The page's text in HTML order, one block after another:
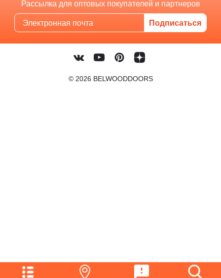
Рассылка для оптовых покупателей и партнеров
© 2026 BELWOODDOORS